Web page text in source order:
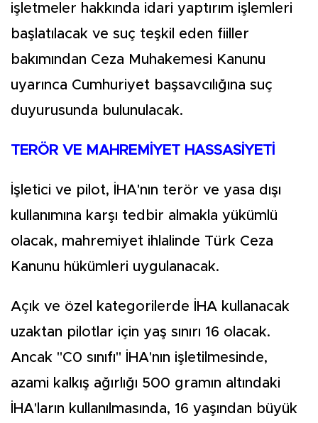
işletmeler hakkında idari yaptırım işlemleri
başlatılacak ve suç teşkil eden fiiller
bakımından Ceza Muhakemesi Kanunu
uyarınca Cumhuriyet başsavcılığına suç
duyurusunda bulunulacak.
TERÖR VE MAHREMİYET HASSASİYETİ
İşletici ve pilot, İHA'nın terör ve yasa dışı
kullanımına karşı tedbir almakla yükümlü
olacak, mahremiyet ihlalinde Türk Ceza
Kanunu hükümleri uygulanacak.
Açık ve özel kategorilerde İHA kullanacak
uzaktan pilotlar için yaş sınırı 16 olacak.
Ancak "C0 sınıfı" İHA'nın işletilmesinde,
azami kalkış ağırlığı 500 gramın altındaki
İHA'ların kullanılmasında, 16 yaşından büyük